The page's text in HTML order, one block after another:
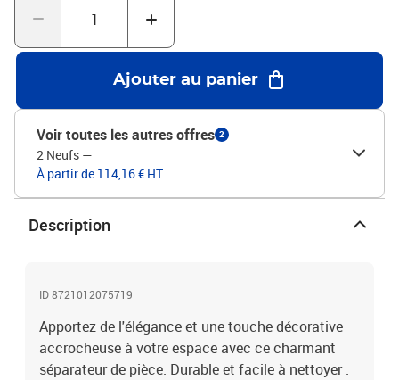
l'extérieur dans votre chambre à coucher, salon, bureau et autres
pour bloquer la lumière intense du soleil. Attention :Uniquement
pour une utilisation en intérieur.Couleur : marron Matériau du
cadre : bois de paulownia massif Matériau intérieur : bois
d’ingénierie Dimensions lorsqu'il est déplié : 210-215 x 200 cm (l x
H) Taille du panneau (chacun) : 40 x 200 cm (l x H) Épaisseur : 16
mm Nombre de panneaux : 6 Uniquement pour une utilisation en
intérieur Assemblage requis : oui
Ajouter au panier
Voir toutes les autres offres 2
2 Neufs —
À partir de 114,16 € HT
Description
ID 8721012075719
Apportez de l'élégance et une touche décorative
accrocheuse à votre espace avec ce charmant
séparateur de pièce. Durable et facile à nettoyer :